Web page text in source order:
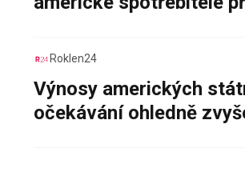
Roklen24
Výnosy amerických
očekávání ohledně